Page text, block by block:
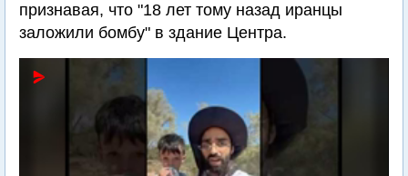
признавая, что "18 лет тому назад иранцы
заложили бомбу" в здание Центра.